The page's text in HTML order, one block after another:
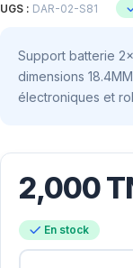
UGS : DAR-02-S81
Support batterie
dimensions
électroniques et
2,000
En stock